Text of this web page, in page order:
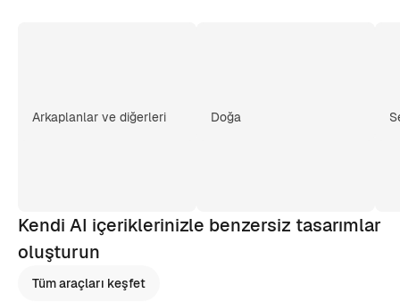
Arkaplanlar ve diğerleri Doğa
Kendi AI içeriklerinizle benzersiz tasarımlar
oluşturun
Tüm araçları keşfet